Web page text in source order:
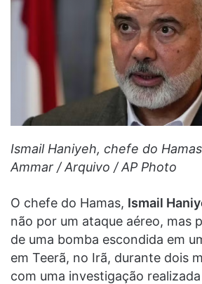
Ismail Haniyeh, chefe do
Ammar / Arquivo / AP Photo
O chefe do Hamas, Ismail
não por um ataque aéreo, mas
de uma bomba escondida em
em Teerã, no Irã, durante dois
com uma investigação